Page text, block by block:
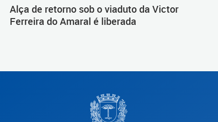
Alça de retorno sob o viaduto da Victor
Ferreira do Amaral é liberada